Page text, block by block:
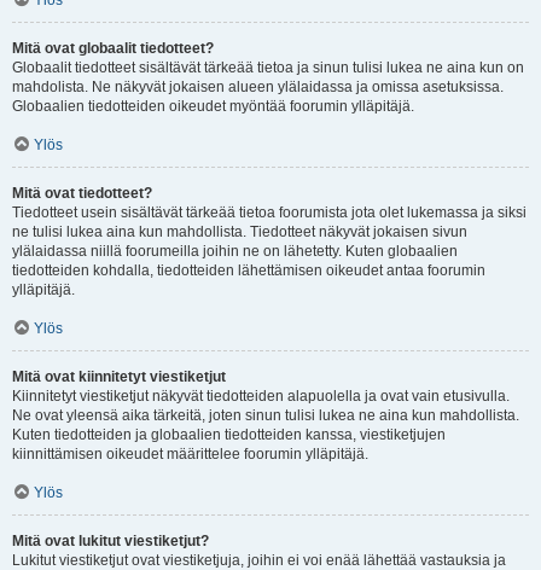
Mitä ovat globaalit tiedotteet?
Globaalit tiedotteet sisältävät tärkeää tietoa ja sinun tulisi lukea ne aina kun on
mahdolista. Ne näkyvät jokaisen alueen ylälaidassa ja omissa asetuksissa.
Globaalien tiedotteiden oikeudet myöntää foorumin ylläpitäjä.
Ylös
Mitä ovat tiedotteet?
Tiedotteet usein sisältävät tärkeää tietoa foorumista jota olet lukemassa ja siksi
ne tulisi lukea aina kun mahdollista. Tiedotteet näkyvät jokaisen sivun
ylälaidassa niillä foorumeilla joihin ne on lähetetty. Kuten globaalien
tiedotteiden kohdalla, tiedotteiden lähettämisen oikeudet antaa foorumin
ylläpitäjä.
Ylös
Mitä ovat kiinnitetyt viestiketjut
Kiinnitetyt viestiketjut näkyvät tiedotteiden alapuolella ja ovat vain etusivulla.
Ne ovat yleensä aika tärkeitä, joten sinun tulisi lukea ne aina kun mahdollista.
Kuten tiedotteiden ja globaalien tiedotteiden kanssa, viestiketjujen
kiinnittämisen oikeudet määrittelee foorumin ylläpitäjä.
Ylös
Mitä ovat lukitut viestiketjut?
Lukitut viestiketjut ovat viestiketjuja, joihin ei voi enää lähettää vastauksia ja